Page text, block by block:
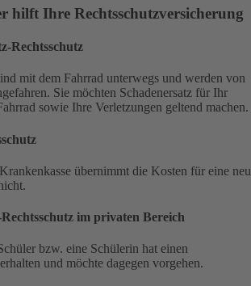
hilft Ihre Rechtsschutzversicherung
Rechtsschutz
mit dem Fahrrad unterwegs und werden von
Sie möchten Schadenersatz für Ihr
sowie Ihre Verletzungen geltend machen.
übernimmt die Kosten für eine
im privaten Bereich
bzw. eine Schülerin hat einen
und möchte dagegen vorgehen.